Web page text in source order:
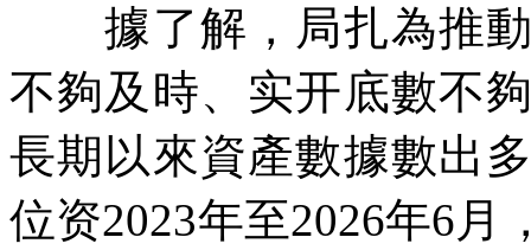
據了解，局扎為推動
不夠及時、实开底數不
長期以來資產數據數出
位资2023年至2026年6月